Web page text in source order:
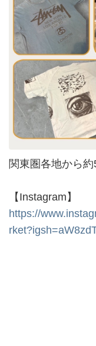
関東圏各地から
【Instagram】
https://